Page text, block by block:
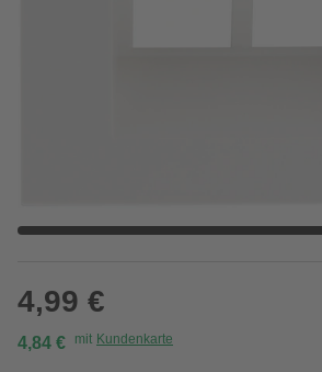
4,99 €
4,84 € mit Kundenkarte